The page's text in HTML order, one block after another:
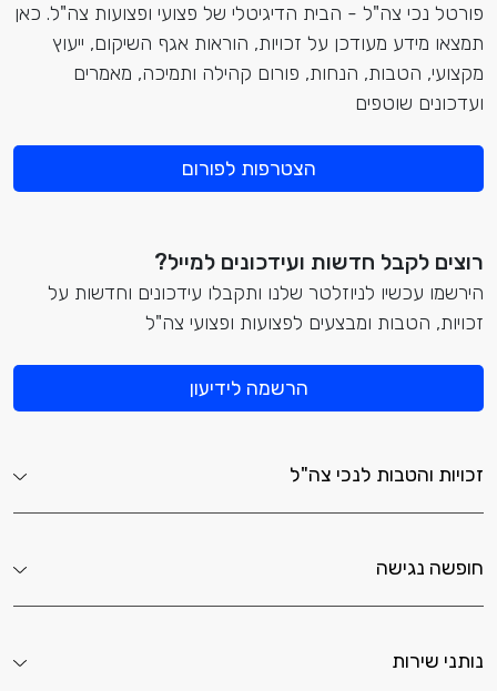
פורטל נכי צה"ל - הבית הדיגיטלי של פצועי ופצועות צה"ל. כאן
תמצאו מידע מעודכן על זכויות, הוראות אגף השיקום, ייעוץ
מקצועי, הטבות, הנחות, פורום קהילה ותמיכה, מאמרים
ועדכונים שוטפים
הצטרפות לפורום
רוצים לקבל חדשות ועידכונים למייל?
הירשמו עכשיו לניוזלטר שלנו ותקבלו עידכונים וחדשות על
זכויות, הטבות ומבצעים לפצועות ופצועי צה"ל
הרשמה לידיעון
זכויות והטבות לנכי צה"ל
חופשה נגישה
נותני שירות